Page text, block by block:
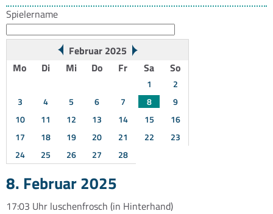
Spielername
Februar 2025
Mo
Di Mi Do Fr Sa So
1
2
3
4 5 6 7 8
9
10
11 12 13 14 15
16
17
18 19 20 21 22
23
24
25 26 27 28
8. Februar 2025
17:03 Uhr luschenfrosch (in Hinterhand)